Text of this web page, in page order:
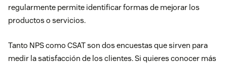
regularmente permite identificar formas de mejorar los
productos o servicios.
Tanto NPS como CSAT son dos encuestas que sirven para
medir la satisfacción de los clientes. Si quieres conocer más